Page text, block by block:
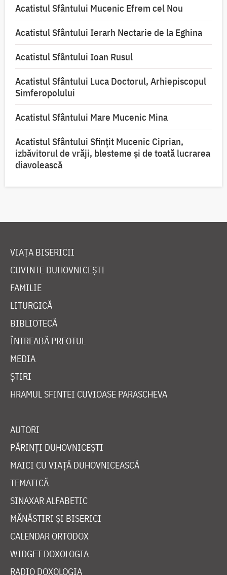
Acatistul Sfântului Mucenic Efrem cel Nou
Acatistul Sfântului Ierarh Nectarie de la Eghina
Acatistul Sfântului Ioan Rusul
Acatistul Sfântului Luca Doctorul, Arhiepiscopul
Simferopolului
Acatistul Sfântului Mare Mucenic Mina
Acatistul Sfântului Sfințit Mucenic Ciprian,
izbăvitorul de vrăji, blesteme și de toată lucrarea
diavolească
VIAȚA BISERICII
CUVINTE DUHOVNICEȘTI
FAMILIE
LITURGICĂ
BIBLIOTECĂ
ÎNTREABĂ PREOTUL
MEDIA
ȘTIRI
HRAMUL SFINTEI CUVIOASE PARASCHEVA
AUTORI
PĂRINȚI DUHOVNICEȘTI
MAICI CU VIAȚĂ DUHOVNICEASCĂ
TEMATICĂ
SINAXAR ALFABETIC
MĂNĂSTIRI ȘI BISERICI
CALENDAR ORTODOX
WIDGET DOXOLOGIA
RADIO DOXOLOGIA